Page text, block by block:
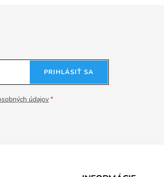
údajov
PRIHLÁSIŤ SA